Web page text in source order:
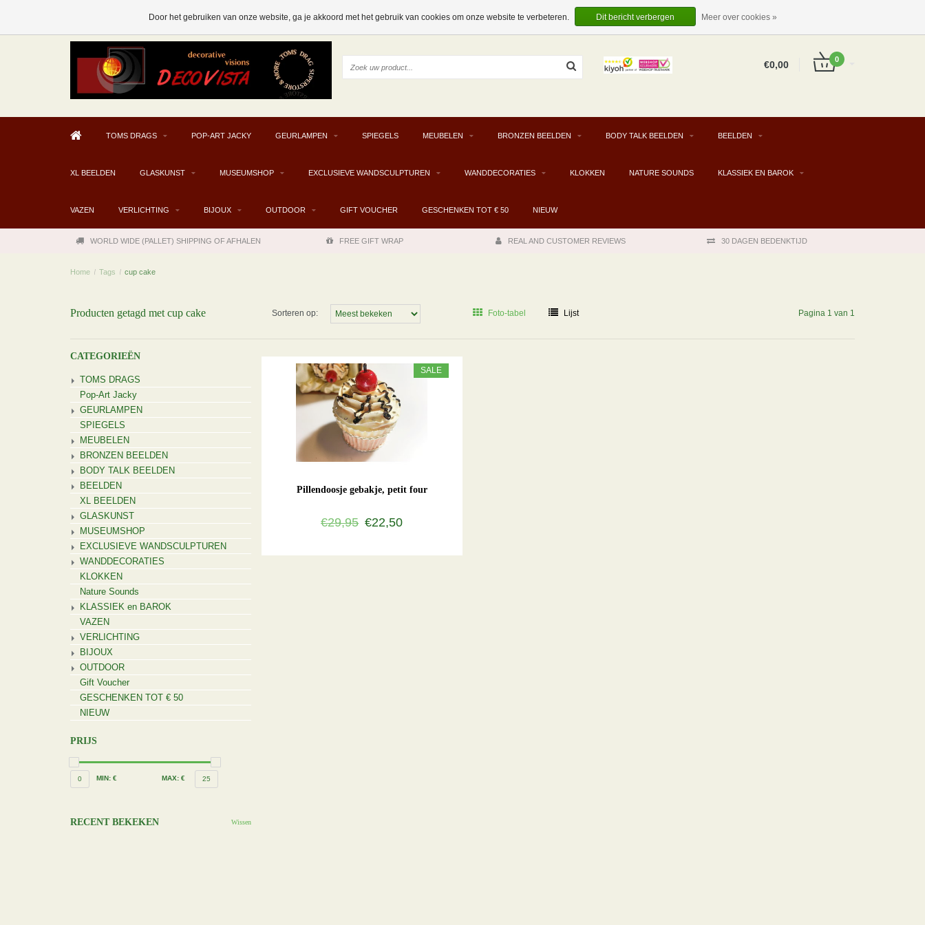
INLOGGEN
EUR
€0,00 0
TOMS DRAGS POP-ART JACKY GEURLAMPEN SPIEGELS MEUBELEN BRONZEN BEELDEN BODY TALK BEELDEN BEELDEN
XL BEELDEN GLASKUNST MUSEUMSHOP EXCLUSIEVE WANDSCULPTUREN WANDDECORATIES KLOKKEN NATURE SOUNDS KLASSIEK EN BAROK
VAZEN VERLICHTING BIJOUX OUTDOOR GIFT VOUCHER GESCHENKEN TOT € 50 NIEUW
WORLD WIDE (PALLET) SHIPPING OF AFHALEN FREE GIFT WRAP REAL AND CUSTOMER REVIEWS 30 DAGEN BEDENKTIJD
Home / Tags / cup cake
Producten getagd met cup cake Sorteren op: Foto-tabel Lijst Pagina 1 van 1
CATEGORIEËN
TOMS DRAGS
Pop-Art Jacky
GEURLAMPEN
SPIEGELS
MEUBELEN
BRONZEN BEELDEN
BODY TALK BEELDEN
BEELDEN
XL BEELDEN
GLASKUNST
MUSEUMSHOP
EXCLUSIEVE WANDSCULPTUREN
WANDDECORATIES
KLOKKEN
Nature Sounds
KLASSIEK en BAROK
VAZEN
VERLICHTING
BIJOUX
OUTDOOR
Gift Voucher
GESCHENKEN TOT € 50
NIEUW
PRIJS
0 MIN: € MAX: € 25
RECENT BEKEKEN Wissen
SALE
Pillendoosje gebakje, petit four
€29,95 €22,50
Door het gebruiken van onze website, ga je akkoord met het gebruik van cookies om onze website te verbeteren. Dit bericht verbergen Meer over cookies »